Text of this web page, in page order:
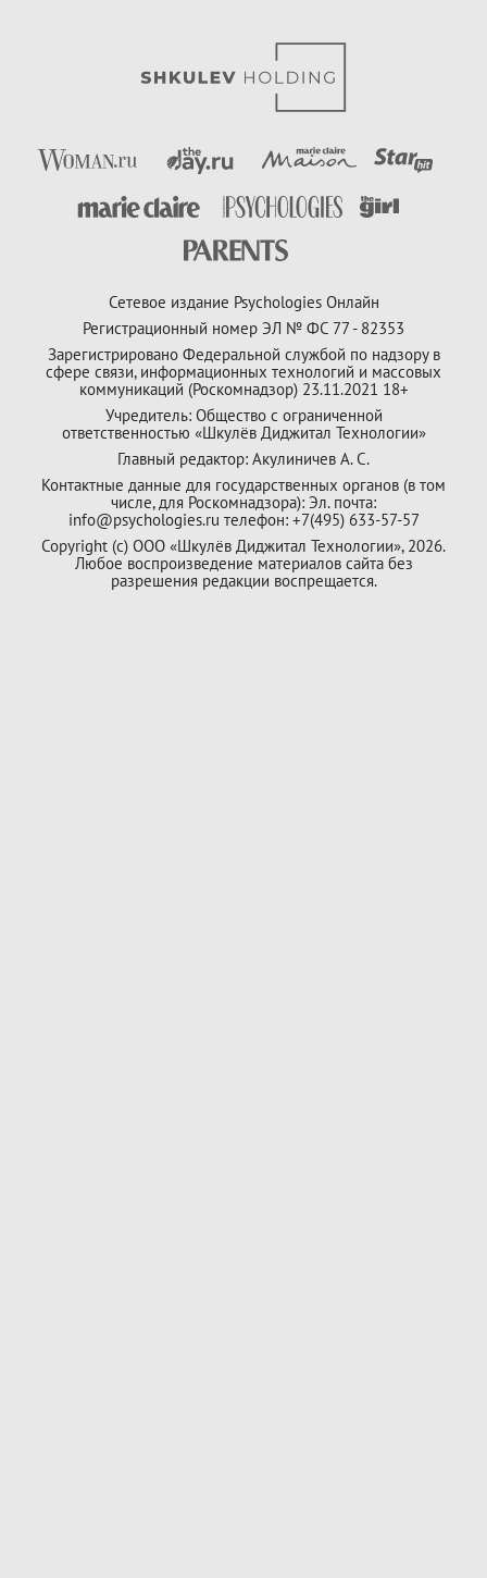
Сетевое издание Psychologies Онлайн
Регистрационный номер ЭЛ № ФС 77 - 82353
Зарегистрировано Федеральной службой по надзору в
сфере связи, информационных технологий и массовых
коммуникаций (Роскомнадзор) 23.11.2021 18+
Учредитель: Общество с ограниченной
ответственностью «Шкулёв Диджитал Технологии»
Главный редактор: Акулиничев А. С.
Контактные данные для государственных органов (в том
числе, для Роскомнадзора): Эл. почта:
info@psychologies.ru телефон: +7(495) 633-57-57
Copyright (с) ООО «Шкулёв Диджитал Технологии», 2026.
Любое воспроизведение материалов сайта без
разрешения редакции воспрещается.